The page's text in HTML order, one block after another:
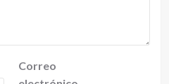
Correo